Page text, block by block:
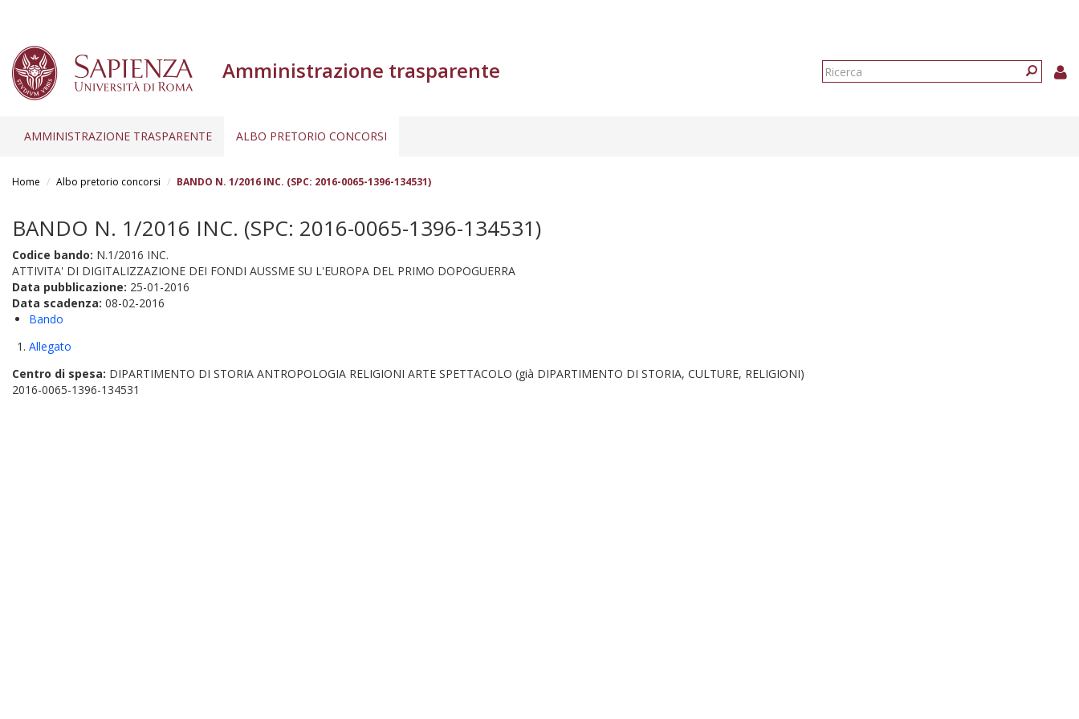
Amministrazione trasparente
Form
AMMINISTRAZIONE TRASPARENTE ALBO PRETORIO CONCORSI
Home Albo pretorio concorsi BANDO N. 1/2016 INC. (SPC: 2016-0065-1396-134531)
BANDO N. 1/2016 INC. (SPC: 2016-0065-1396-134531)
Codice bando: N.1/2016 INC.
ATTIVITA' DI DIGITALIZZAZIONE DEI FONDI AUSSME SU L'EUROPA DEL PRIMO DOPOGUERRA
Data pubblicazione: 25-01-2016
Data scadenza: 08-02-2016
Bando
Allegato
Centro di spesa: DIPARTIMENTO DI STORIA ANTROPOLOGIA RELIGIONI ARTE SPETTACOLO (già DIPARTIMENTO DI STORIA, CULTURE, RELIGIONI)
2016-0065-1396-134531